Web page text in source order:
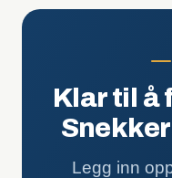
Klar til å
Legg inn